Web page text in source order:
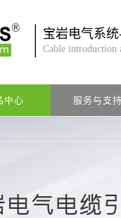
宝岩电气系
Cable introduction
中心 服务与支持